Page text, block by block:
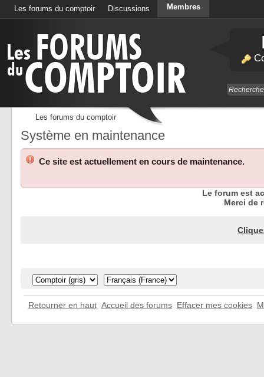
Les forums du comptoir Discussions Membres
Les forums du comptoir
Système en maintenance
Ce site est actuellement en cours de maintenance.
Le forum est
Merci de
Retourner en haut Accueil des forums Effacer mes cookies